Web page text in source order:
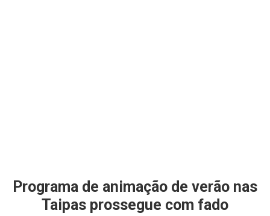
Programa de animação de verão nas
Taipas prossegue com fado